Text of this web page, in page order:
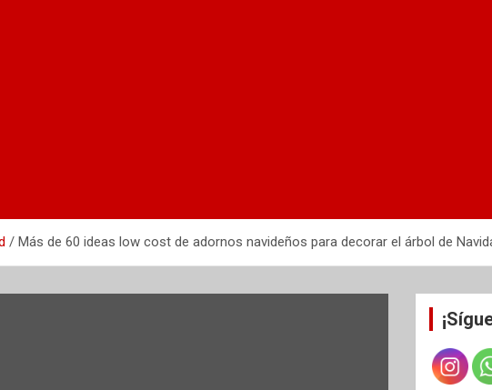
Más de 60 ideas low cost de adornos navideños para decorar el árbol de